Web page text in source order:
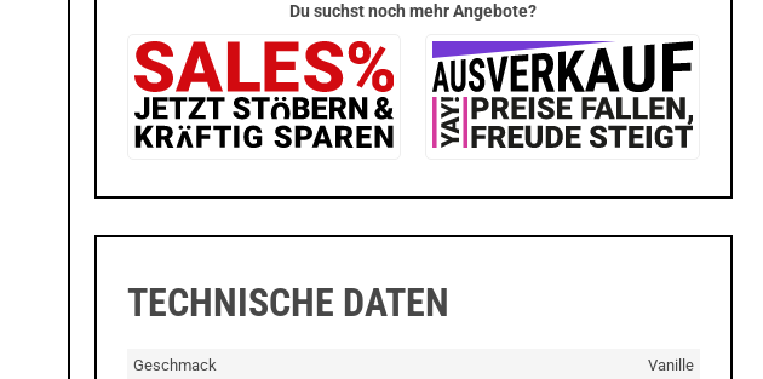
Du suchst noch mehr Angebote?
TECHNISCHE DATEN
Geschmack
Vanille